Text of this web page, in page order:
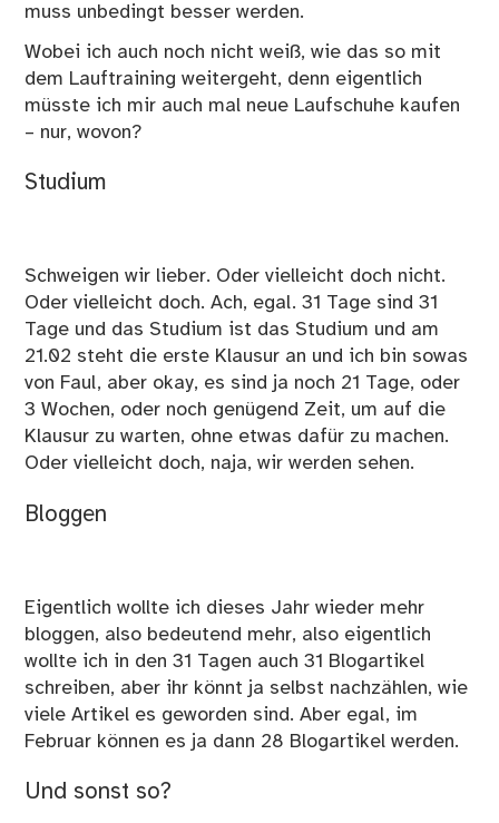
muss unbedingt besser werden.
Wobei ich auch noch nicht weiß, wie das so mit
dem Lauftraining weitergeht, denn eigentlich
müsste ich mir auch mal neue Laufschuhe kaufen
– nur, wovon?
Studium
Schweigen wir lieber. Oder vielleicht doch nicht.
Oder vielleicht doch. Ach, egal. 31 Tage sind 31
Tage und das Studium ist das Studium und am
21.02 steht die erste Klausur an und ich bin sowas
von Faul, aber okay, es sind ja noch 21 Tage, oder
3 Wochen, oder noch genügend Zeit, um auf die
Klausur zu warten, ohne etwas dafür zu machen.
Oder vielleicht doch, naja, wir werden sehen.
Bloggen
Eigentlich wollte ich dieses Jahr wieder mehr
bloggen, also bedeutend mehr, also eigentlich
wollte ich in den 31 Tagen auch 31 Blogartikel
schreiben, aber ihr könnt ja selbst nachzählen, wie
viele Artikel es geworden sind. Aber egal, im
Februar können es ja dann 28 Blogartikel werden.
Und sonst so?